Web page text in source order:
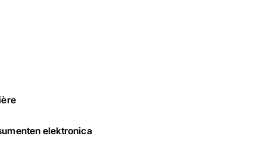
elektronica